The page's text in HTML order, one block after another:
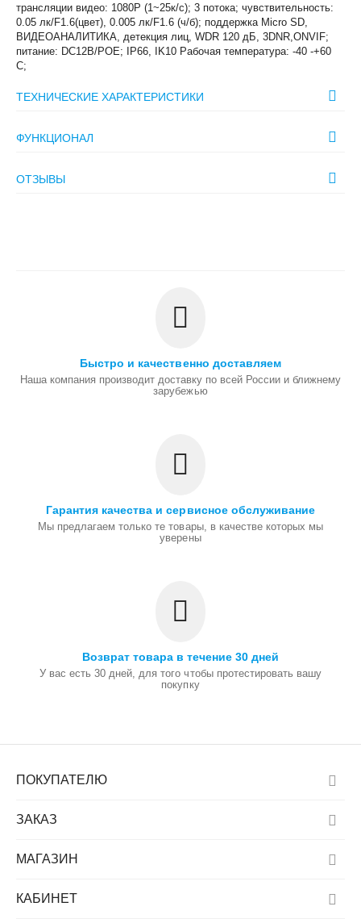
трансляции видео: 1080P (1~25к/с); 3 потока; чувствительность:
0.05 лк/F1.6(цвет), 0.005 лк/F1.6 (ч/б); поддержка Micro SD,
ВИДЕОАНАЛИТИКА, детекция лиц, WDR 120 дБ, 3DNR,ONVIF;
питание: DC12В/POE; IP66, IK10 Рабочая температура: -40 -+60
С;
ТЕХНИЧЕСКИЕ ХАРАКТЕРИСТИКИ
ФУНКЦИОНАЛ
ОТЗЫВЫ
Быстро и качественно доставляем
Наша компания производит доставку по всей России и ближнему
зарубежью
Гарантия качества и сервисное обслуживание
Мы предлагаем только те товары, в качестве которых мы
уверены
Возврат товара в течение 30 дней
У вас есть 30 дней, для того чтобы протестировать вашу
покупку
ПОКУПАТЕЛЮ
ЗАКАЗ
МАГАЗИН
КАБИНЕТ